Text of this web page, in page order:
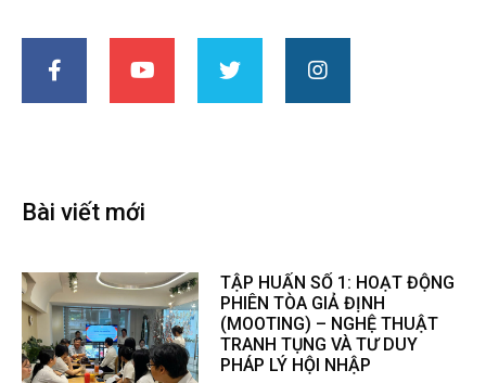
Bài viết mới
TẬP HUẤN SỐ 1: HOẠT ĐỘNG
PHIÊN TÒA GIẢ ĐỊNH
(MOOTING) – NGHỆ THUẬT
TRANH TỤNG VÀ TƯ DUY
PHÁP LÝ HỘI NHẬP